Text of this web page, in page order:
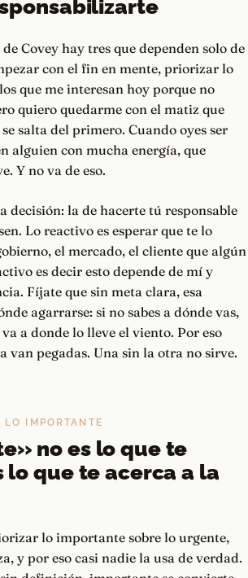
Covey hay tres que dependen solo de
con el fin en mente, priorizar lo
que me interesan hoy porque no
quiero quedarme con el matiz que
salta del primero. Cuando oyes ser
alguien con mucha energía, que
Y no va de eso.
decisión: la de hacerte tú responsable
Lo reactivo es esperar que te lo
el mercado, el cliente que algún
es decir esto depende de mí y
Fíjate que sin meta clara, esa
agarrarse: si no sabes a dónde vas,
va a donde lo lleve el viento. Por eso
van pegadas. Una sin la otra no sirve.
IMPORTANTE
no es lo que te
lo que te acerca a la
lo importante sobre lo urgente,
y por eso casi nadie la usa de verdad.